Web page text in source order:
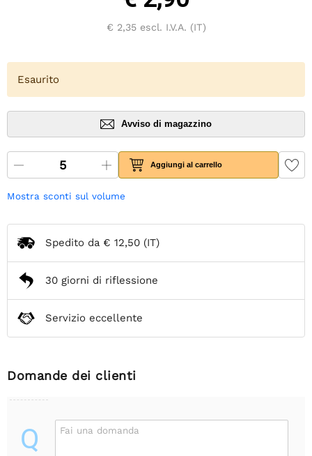
€ 2,35escl. I.V.A. (IT)
Esaurito
Avviso di magazzino
Aggiungi al carrello
Mostra sconti sul volume
Spedito da € 12,50 (IT)
30 giorni di riflessione
Servizio eccellente
Domande dei clienti
Q Fai una domanda